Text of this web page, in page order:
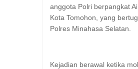
anggota Polri berpangkat
Kota Tomohon, yang
Polres Minahasa Selatan.
Kejadian berawal ketika